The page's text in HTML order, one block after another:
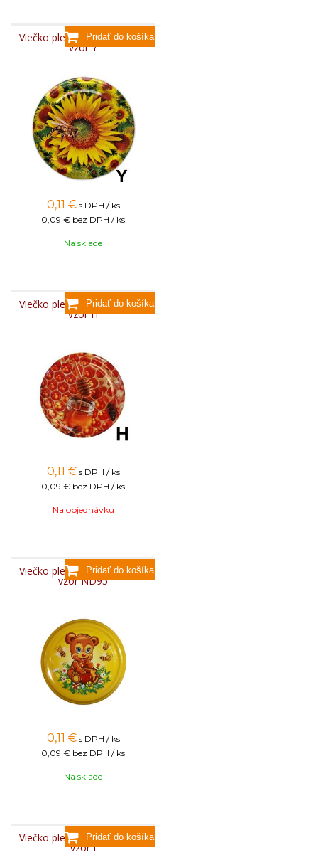
Viečko plechové TWIST 82 -
vzor Y
0,11 € s DPH / ks
0,09 € bez DPH / ks
Na sklade
Viečko plechové TWIST 82 -
vzor H
0,11 € s DPH / ks
0,09 € bez DPH / ks
Na objednávku
Viečko plechové TWIST 82 -
vzor ND95
0,11 € s DPH / ks
0,09 € bez DPH / ks
Na sklade
Viečko plechové TWIST 82 -
vzor I